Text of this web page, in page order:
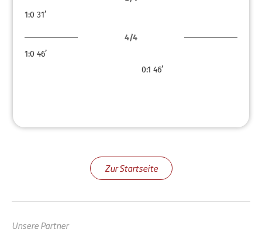
1:0 31’
4/4
1:0 46’
0:1 46’
Zur Startseite
Unsere Partner